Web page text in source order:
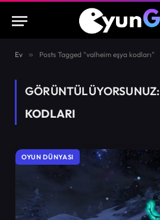
Ev » Posts Tagged "valheim eşya kodları"
GÖRÜNTÜLÜYORSUNUZ:
KODLARI
OYUN DÜNYASI